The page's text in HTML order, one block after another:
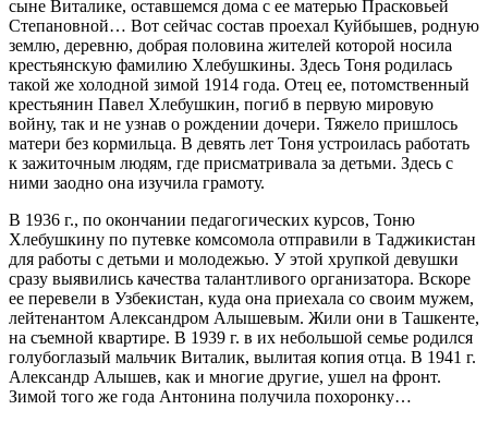
сыне Виталике, оставшемся дома с ее матерью Прасковьей
Степановной… Вот сейчас состав проехал Куйбышев, родную
землю, деревню, добрая половина жителей которой носила
крестьянскую фамилию Хлебушкины. Здесь Тоня родилась
такой же холодной зимой 1914 года. Отец ее, потомственный
крестьянин Павел Хлебушкин, погиб в первую мировую
войну, так и не узнав о рождении дочери. Тяжело пришлось
матери без кормильца. В девять лет Тоня устроилась работать
к зажиточным людям, где присматривала за детьми. Здесь с
ними заодно она изучила грамоту.
В 1936 г., по окончании педагогических курсов, Тоню
Хлебушкину по путевке комсомола отправили в Таджикистан
для работы с детьми и молодежью. У этой хрупкой девушки
сразу выявились качества талантливого организатора. Вскоре
ее перевели в Узбекистан, куда она приехала со своим мужем,
лейтенантом Александром Алышевым. Жили они в Ташкенте,
на съемной квартире. В 1939 г. в их небольшой семье родился
голубоглазый мальчик Виталик, вылитая копия отца. В 1941 г.
Александр Алышев, как и многие другие, ушел на фронт.
Зимой того же года Антонина получила похоронку…